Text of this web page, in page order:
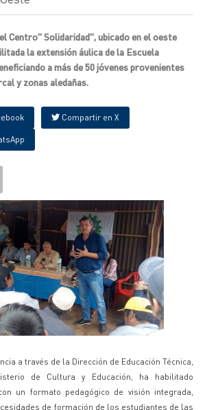
Centro" Solidaridad", ubicado en el oeste
la extensión áulica de la Escuela
a más de 50 jóvenes provenientes
y zonas aledañas.
Compartir en X
a través de la Dirección de Educación Técnica,
de Cultura y Educación, ha habilitado
un formato pedagógico de visión integrada,
de formación de los estudiantes de las